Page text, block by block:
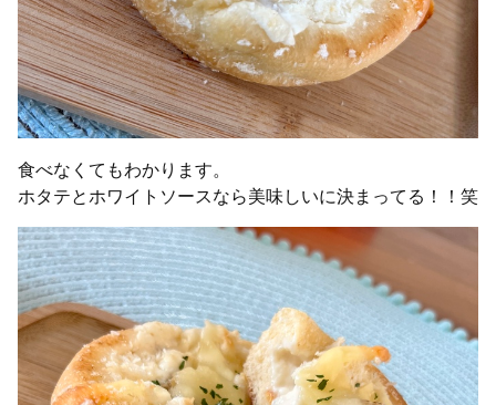
食べなくてもわかります。
ホタテとホワイトソースなら美味しいに決まってる！！笑